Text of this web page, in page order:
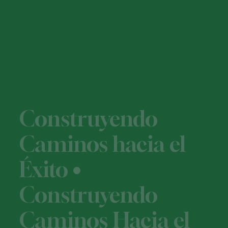
Construyendo
Caminos hacia el
Éxito •
Construyendo
Caminos Hacia el